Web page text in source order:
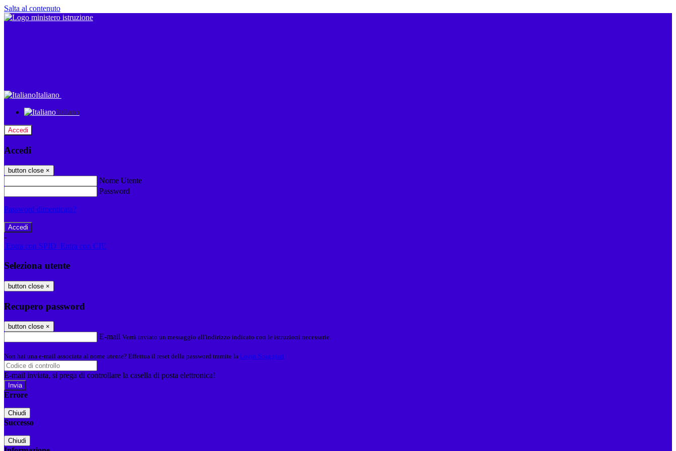
Salta al contenuto
Italiano
Italiano
Accedi
Accedi
button close ×
Nome Utente
Password
Password dimenticata?
-
Entra con SPID Entra con CIE
Seleziona utente
button close ×
Recupero password
button close ×
E-mail Verrà inviato un messaggio all'indirizzo indicato con le istruzioni necessarie.
Non hai una e-mail associata al nome utente? Effettua il reset della password tramite la Login Spaggiari
E-mail inviata, si prega di controllare la casella di posta elettronica!
Errore
Chiudi
Successo
Chiudi